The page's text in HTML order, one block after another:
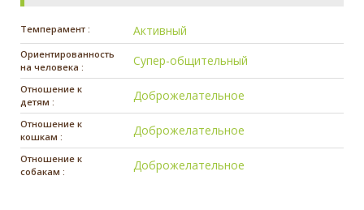
Темперамент : Активный
Ориентированность
на человека :
Супер-общительный
Отношение к
детям :
Доброжелательное
Отношение к
кошкам :
Доброжелательное
Отношение к
собакам :
Доброжелательное